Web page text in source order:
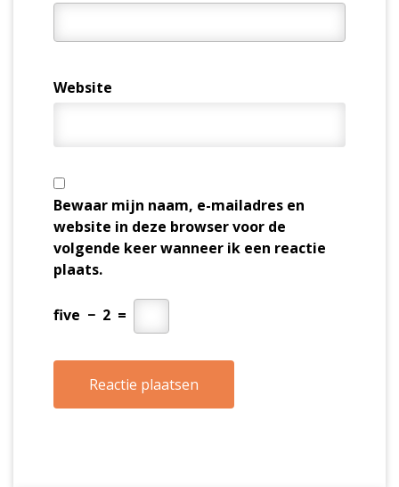
Website
Bewaar mijn naam, e-mailadres en
website in deze browser voor de
volgende keer wanneer ik een reactie
plaats.
five − 2 =